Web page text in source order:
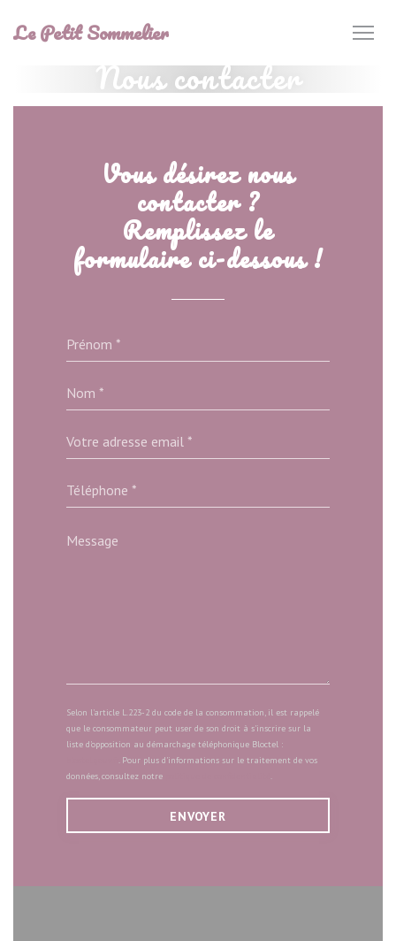
Le Petit Sommelier
Nous contacter
Vous désirez nous
contacter ?
Remplissez le
formulaire ci-dessous !
Selon l'article L.223-2 du code de la consommation, il est rappelé
que le consommateur peut user de son droit à s'inscrire sur la
liste d'opposition au démarchage téléphonique Bloctel :
. Pour plus d'informations sur le traitement de vos
données, consultez notre
.